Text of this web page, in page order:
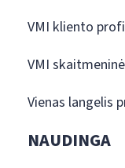
VMI kliento
VMI
Vienas langelis
NAUDINGA